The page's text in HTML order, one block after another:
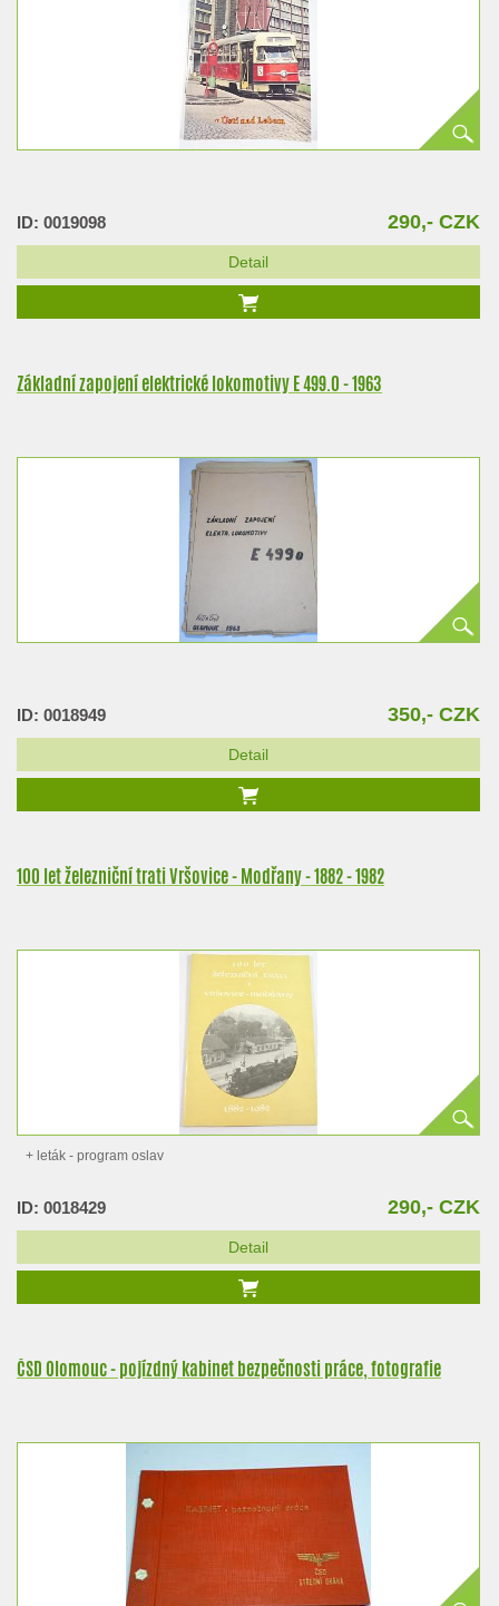
ID: 0019098 290,- CZK
Detail
Základní zapojení elektrické lokomotivy E 499.0 - 1963
ID: 0018949 350,- CZK
Detail
100 let železniční trati Vršovice - Modřany - 1882 - 1982
+ leták - program oslav
ID: 0018429 290,- CZK
Detail
ČSD Olomouc - pojízdný kabinet bezpečnosti práce, fotografie